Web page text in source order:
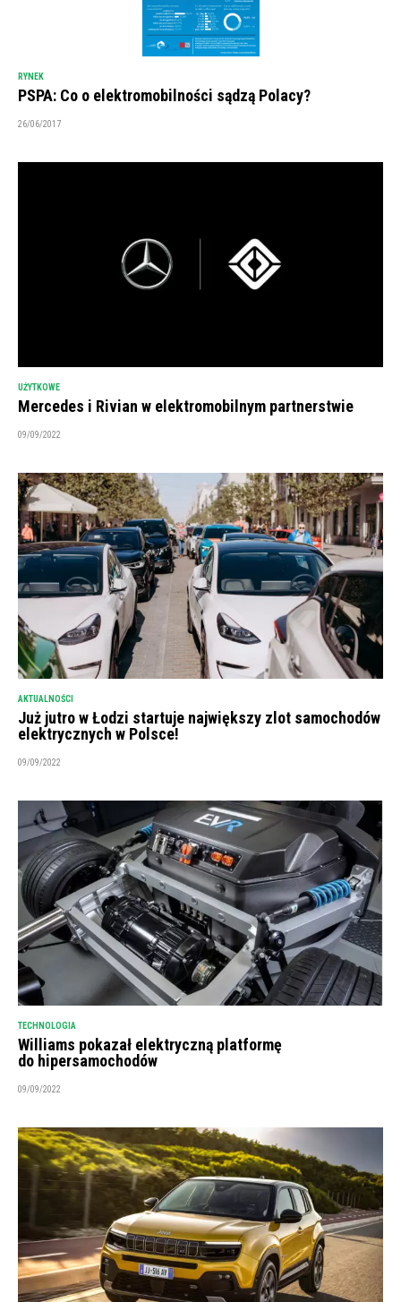
RYNEK
PSPA: Co o elektromobilności sądzą Polacy?
26/06/2017
UŻYTKOWE
Mercedes i Rivian w elektromobilnym partnerstwie
09/09/2022
AKTUALNOŚCI
Już jutro w Łodzi startuje największy zlot samochodów
elektrycznych w Polsce!
09/09/2022
TECHNOLOGIA
Williams pokazał elektryczną platformę
do hipersamochodów
09/09/2022